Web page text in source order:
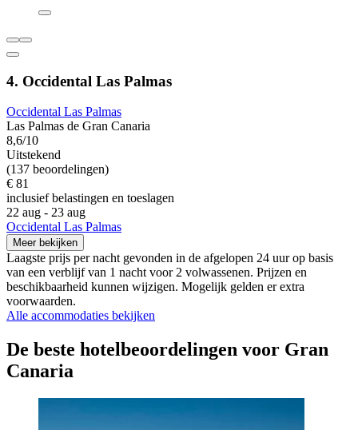
4. Occidental Las Palmas
Occidental Las Palmas
Las Palmas de Gran Canaria
8,6/10
Uitstekend
(137 beoordelingen)
€ 81
inclusief belastingen en toeslagen
22 aug - 23 aug
Occidental Las Palmas
Meer bekijken
Laagste prijs per nacht gevonden in de afgelopen 24 uur op basis
van een verblijf van 1 nacht voor 2 volwassenen. Prijzen en
beschikbaarheid kunnen wijzigen. Mogelijk gelden er extra
voorwaarden.
Alle accommodaties bekijken
De beste hotelbeoordelingen voor Gran
Canaria